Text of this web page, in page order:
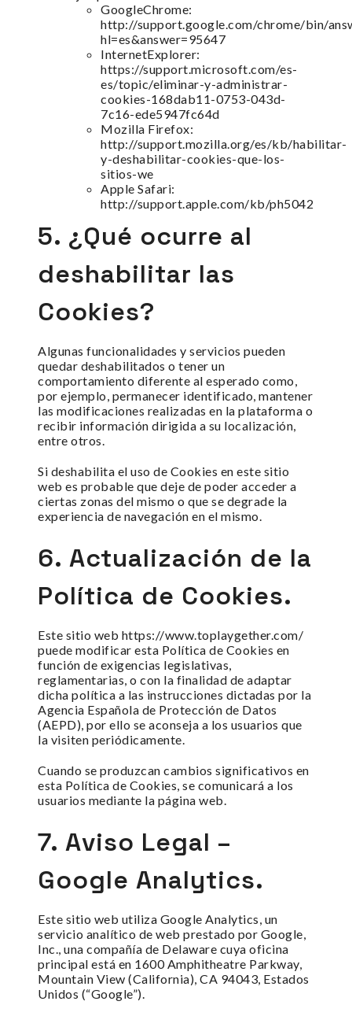
GoogleChrome:
http://support.google.com/chrome/bin/
hl=es&answer=95647
InternetExplorer:
https://support.microsoft.com/es-
es/topic/eliminar-y-administrar-
cookies-168dab11-0753-043d-
7c16-ede5947fc64d
Mozilla Firefox:
http://support.mozilla.org/es/kb/habilitar-
y-deshabilitar-cookies-que-los-
sitios-we
Apple Safari:
http://support.apple.com/kb/ph5042
5. ¿Qué ocurre al
deshabilitar las
Cookies?
Algunas funcionalidades y servicios pueden
quedar deshabilitados o tener un
comportamiento diferente al esperado como,
por ejemplo, permanecer identificado, mantener
las modificaciones realizadas en la plataforma o
recibir información dirigida a su localización,
entre otros.
Si deshabilita el uso de Cookies en este sitio
web es probable que deje de poder acceder a
ciertas zonas del mismo o que se degrade la
experiencia de navegación en el mismo.
6. Actualización de la
Política de Cookies.
Este sitio web https://www.toplaygether.com/
puede modificar esta Política de Cookies en
función de exigencias legislativas,
reglamentarias, o con la finalidad de adaptar
dicha política a las instrucciones dictadas por la
Agencia Española de Protección de Datos
(AEPD), por ello se aconseja a los usuarios que
la visiten periódicamente.
Cuando se produzcan cambios significativos en
esta Política de Cookies, se comunicará a los
usuarios mediante la página web.
7. Aviso Legal –
Google Analytics.
Este sitio web utiliza Google Analytics, un
servicio analítico de web prestado por Google,
Inc., una compañía de Delaware cuya oficina
principal está en 1600 Amphitheatre Parkway,
Mountain View (California), CA 94043, Estados
Unidos (“Google”).